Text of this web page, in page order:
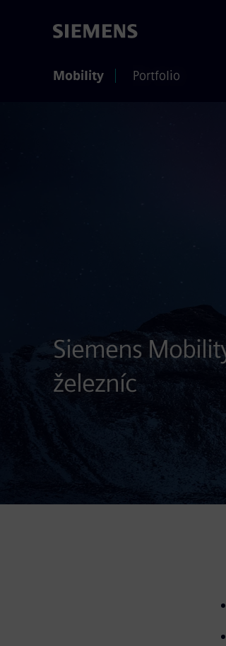
Mobility Portfolio
Siemens
železníc